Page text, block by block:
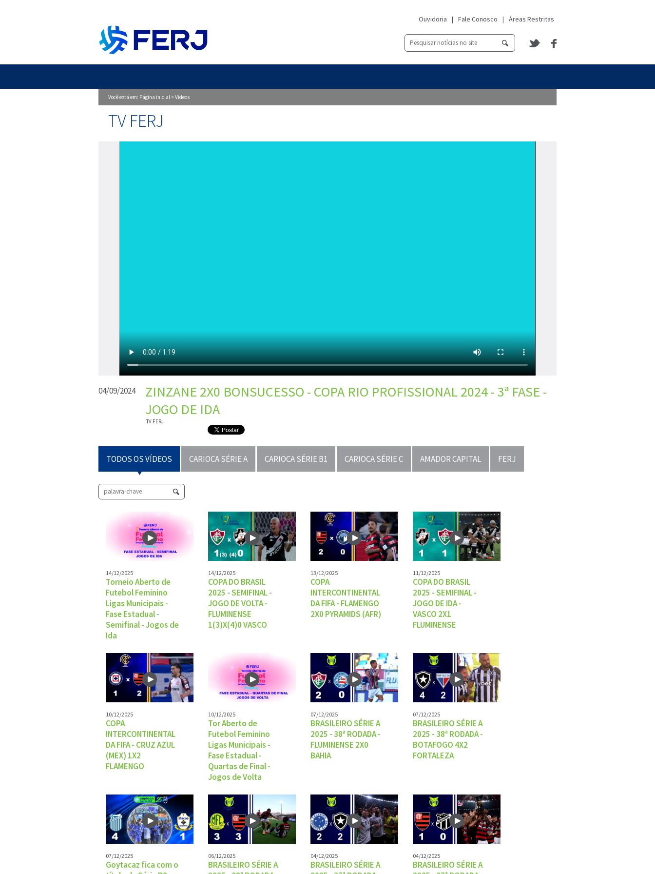
Ouvidoria | Fale Conosco | Áreas Restritas
Você está em: Página inicial >Vídeos
TV FERJ
04/09/2024
ZINZANE 2X0 BONSUCESSO - COPA RIO PROFISSIONAL 2024 - 3ª FASE -
JOGO DE IDA
TV FERJ
TODOS OS VÍDEOS CARIOCA SÉRIE A CARIOCA SÉRIE B1 CARIOCA SÉRIE C AMADOR CAPITAL FERJ
14/12/2025
Torneio Aberto de
Futebol Feminino
Ligas Municipais -
Fase Estadual -
Semifinal - Jogos de
Ida
14/12/2025
COPA DO BRASIL
2025 - SEMIFINAL -
JOGO DE VOLTA -
FLUMINENSE
1(3)X(4)0 VASCO
13/12/2025
COPA
INTERCONTINENTAL
DA FIFA - FLAMENGO
2X0 PYRAMIDS (AFR)
11/12/2025
COPA DO BRASIL
2025 - SEMIFINAL -
JOGO DE IDA -
VASCO 2X1
FLUMINENSE
10/12/2025
COPA
INTERCONTINENTAL
DA FIFA - CRUZ AZUL
(MEX) 1X2
FLAMENGO
10/12/2025
Tor Aberto de
Futebol Feminino
Ligas Municipais -
Fase Estadual -
Quartas de Final -
Jogos de Volta
07/12/2025
BRASILEIRO SÉRIE A
2025 - 38ª RODADA -
FLUMINENSE 2X0
BAHIA
07/12/2025
BRASILEIRO SÉRIE A
2025 - 38ª RODADA -
BOTAFOGO 4X2
FORTALEZA
07/12/2025
Goytacaz fica com o
06/12/2025
BRASILEIRO SÉRIE A
04/12/2025
BRASILEIRO SÉRIE A
04/12/2025
BRASILEIRO SÉRIE A